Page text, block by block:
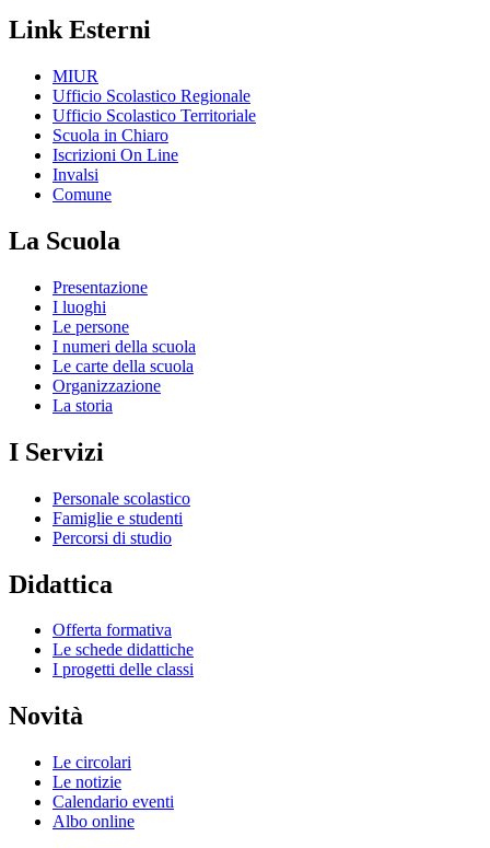
Link Esterni
MIUR
Ufficio Scolastico Regionale
Ufficio Scolastico Territoriale
Scuola in Chiaro
Iscrizioni On Line
Invalsi
Comune
La Scuola
Presentazione
I luoghi
Le persone
I numeri della scuola
Le carte della scuola
Organizzazione
La storia
I Servizi
Personale scolastico
Famiglie e studenti
Percorsi di studio
Didattica
Offerta formativa
Le schede didattiche
I progetti delle classi
Novità
Le circolari
Le notizie
Calendario eventi
Albo online